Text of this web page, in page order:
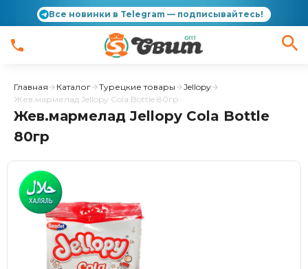
Все новинки в Telegram — подписывайтесь!
Главная Каталог Турецкие товары
Jellopy
Жев.мармелад Jellopy Cola Bottle 80гр
Жев.мармелад Jellopy Cola Bottle
80гр